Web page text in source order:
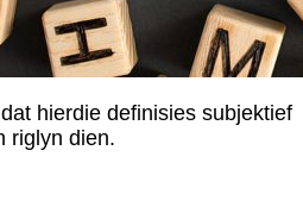
hierdie definisies subjektief
riglyn dien.